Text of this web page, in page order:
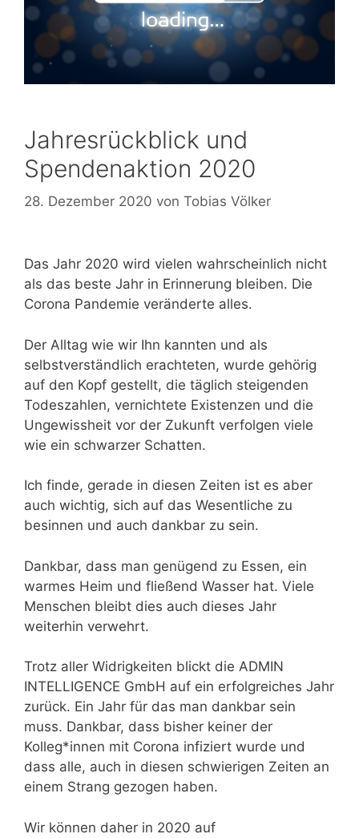
Jahresrückblick und
Spendenaktion 2020
28. Dezember 2020 von Tobias Völker
Das Jahr 2020 wird vielen wahrscheinlich nicht
als das beste Jahr in Erinnerung bleiben. Die
Corona Pandemie veränderte alles.
Der Alltag wie wir Ihn kannten und als
selbstverständlich erachteten, wurde gehörig
auf den Kopf gestellt, die täglich steigenden
Todeszahlen, vernichtete Existenzen und die
Ungewissheit vor der Zukunft verfolgen viele
wie ein schwarzer Schatten.
Ich finde, gerade in diesen Zeiten ist es aber
auch wichtig, sich auf das Wesentliche zu
besinnen und auch dankbar zu sein.
Dankbar, dass man genügend zu Essen, ein
warmes Heim und fließend Wasser hat. Viele
Menschen bleibt dies auch dieses Jahr
weiterhin verwehrt.
Trotz aller Widrigkeiten blickt die ADMIN
INTELLIGENCE GmbH auf ein erfolgreiches Jahr
zurück. Ein Jahr für das man dankbar sein
muss. Dankbar, dass bisher keiner der
Kolleg*innen mit Corona infiziert wurde und
dass alle, auch in diesen schwierigen Zeiten an
einem Strang gezogen haben.
Wir können daher in 2020 auf